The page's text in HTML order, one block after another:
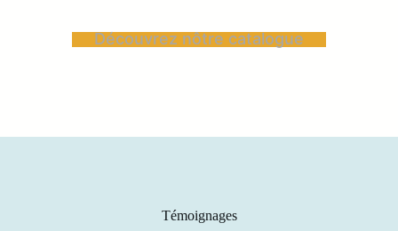
Découvrez nôtre catalogue
Témoignages